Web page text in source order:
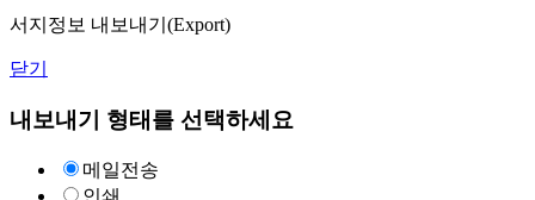
서지정보 내보내기(Export)
닫기
내보내기 형태를 선택하세요
메일전송